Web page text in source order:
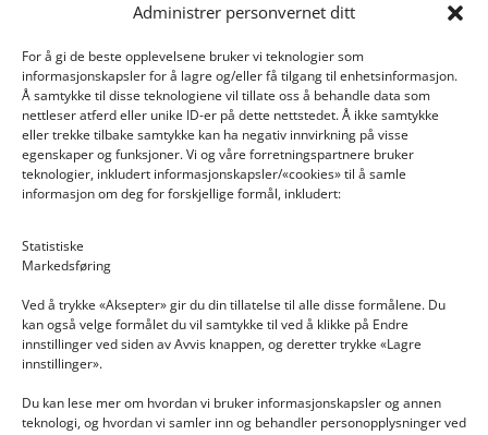
Administrer personvernet ditt
For å gi de beste opplevelsene bruker vi teknologier som
informasjonskapsler for å lagre og/eller få tilgang til enhetsinformasjon.
Å samtykke til disse teknologiene vil tillate oss å behandle data som
nettleser atferd eller unike ID-er på dette nettstedet. Å ikke samtykke
eller trekke tilbake samtykke kan ha negativ innvirkning på visse
egenskaper og funksjoner. Vi og våre forretningspartnere bruker
teknologier, inkludert informasjonskapsler/«cookies» til å samle
informasjon om deg for forskjellige formål, inkludert:
Statistiske
Markedsføring
Ved å trykke «Aksepter» gir du din tillatelse til alle disse formålene. Du
kan også velge formålet du vil samtykke til ved å klikke på Endre
innstillinger ved siden av Avvis knappen, og deretter trykke «Lagre
innstillinger».
Du kan lese mer om hvordan vi bruker informasjonskapsler og annen
teknologi, og hvordan vi samler inn og behandler personopplysninger ved
INFORMASJON